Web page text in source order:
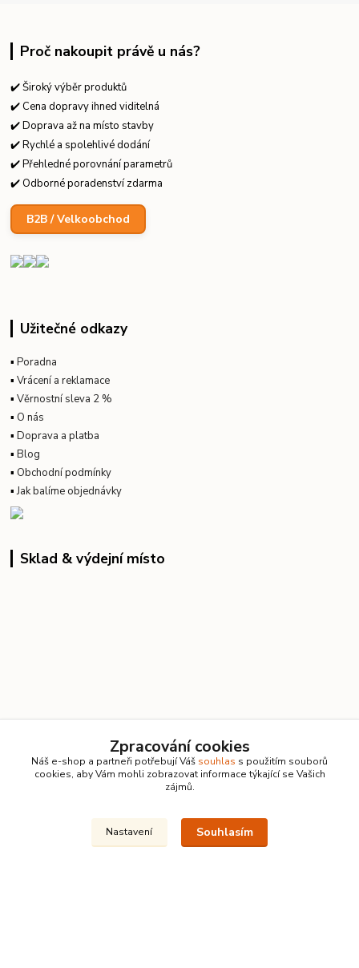
Proč nakoupit právě u nás?
✔️ Široký výběr produktů
✔️ Cena dopravy ihned viditelná
✔️ Doprava až na místo stavby
✔️ Rychlé a spolehlivé dodání
✔️ Přehledné porovnání parametrů
✔️ Odborné poradenství zdarma
B2B / Velkoobchod
Užitečné odkazy
▪Poradna
▪Vrácení a reklamace
▪Věrnostní sleva 2 %
▪ O nás
▪Doprava a platba
▪Blog
▪ Obchodní podmínky
▪Jak balíme objednávky
Sklad & výdejní místo
Zpracování cookies
Náš e-shop a partneři potřebují Váš souhlas s použitím souborů
cookies, aby Vám mohli zobrazovat informace týkající se Vašich
zájmů.
Nastavení Souhlasím